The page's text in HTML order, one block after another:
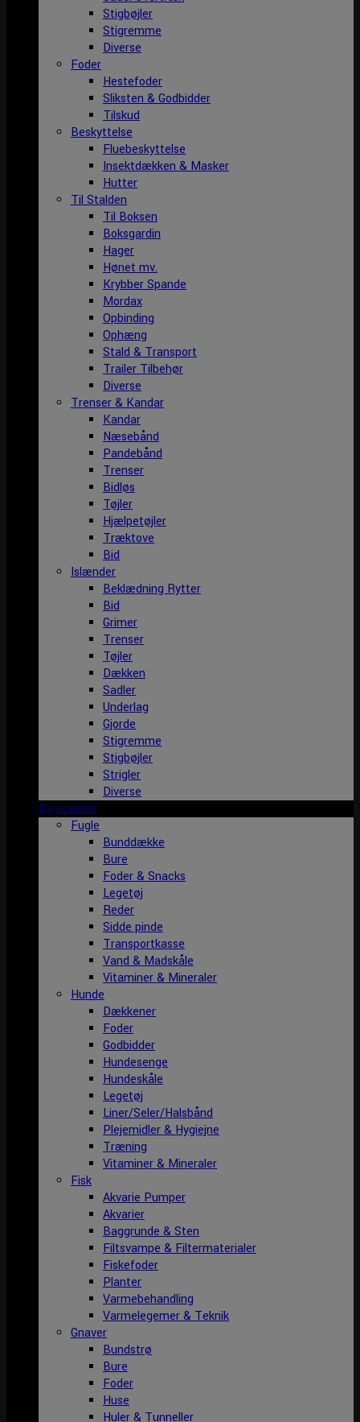
Stigbøjler
Stigremme
Diverse
Foder
Hestefoder
Sliksten & Godbidder
Tilskud
Beskyttelse
Fluebeskyttelse
Insektdækken & Masker
Hutter
Til Stalden
Til Boksen
Boksgardin
Hager
Hønet mv.
Krybber Spande
Mordax
Opbinding
Ophæng
Stald & Transport
Trailer Tilbehør
Diverse
Trenser & Kandar
Kandar
Næsebånd
Pandebånd
Trenser
Bidløs
Tøjler
Hjælpetøjler
Træktove
Bid
Islænder
Beklædning Rytter
Bid
Grimer
Trenser
Tøjler
Dækken
Sadler
Underlag
Gjorde
Stigremme
Stigbøjler
Strigler
Diverse
Dyrecenter
Fugle
Bunddække
Bure
Foder & Snacks
Legetøj
Reder
Sidde pinde
Transportkasse
Vand & Madskåle
Vitaminer & Mineraler
Hunde
Dækkener
Foder
Godbidder
Hundesenge
Hundeskåle
Legetøj
Liner/Seler/Halsbånd
Plejemidler & Hygiejne
Træning
Vitaminer & Mineraler
Fisk
Akvarie Pumper
Akvarier
Baggrunde & Sten
Filtsvampe & Filtermaterialer
Fiskefoder
Planter
Varmebehandling
Varmelegemer & Teknik
Gnaver
Bundstrø
Bure
Foder
Huse
Huler & Tunneller